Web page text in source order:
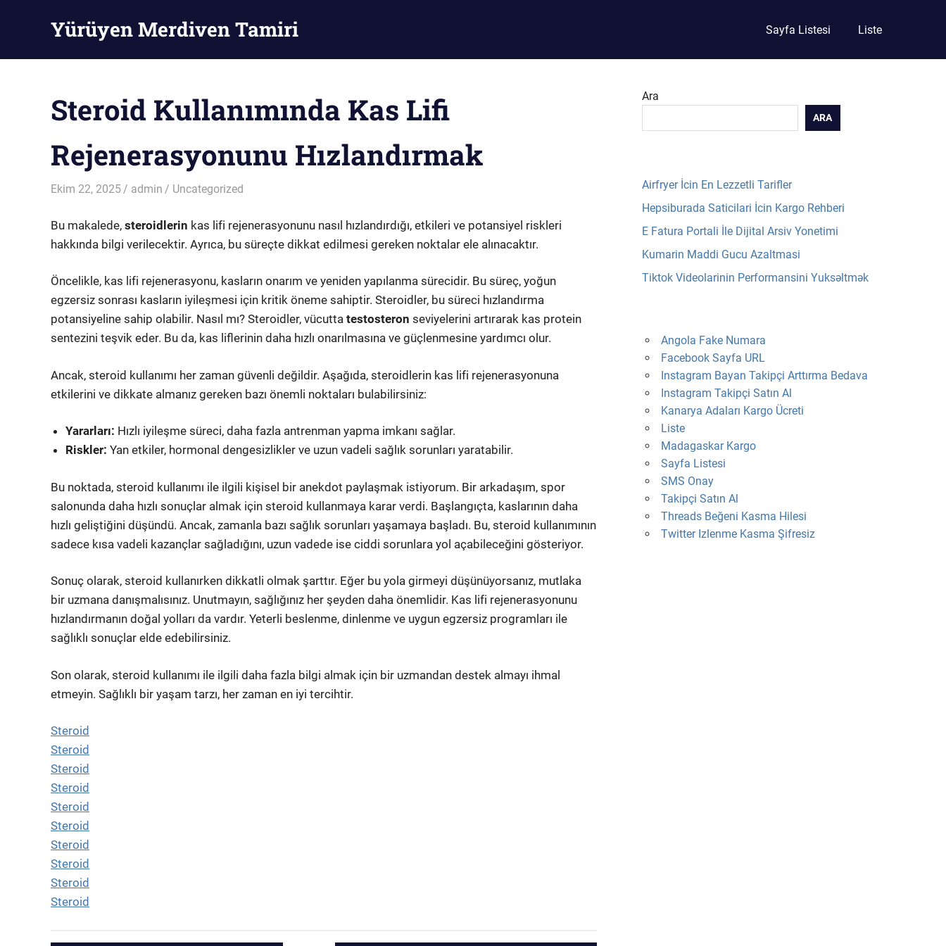
Yürüyen Merdiven Tamiri Sayfa Listesi Liste
Steroid Kullanımında Kas Lifi
Rejenerasyonunu Hızlandırmak
Ekim 22, 2025 admin Uncategorized
Bu makalede, steroidlerin kas lifi rejenerasyonunu nasıl hızlandırdığı, etkileri ve potansiyel riskleri
hakkında bilgi verilecektir. Ayrıca, bu süreçte dikkat edilmesi gereken noktalar ele alınacaktır.
Öncelikle, kas lifi rejenerasyonu, kasların onarım ve yeniden yapılanma sürecidir. Bu süreç, yoğun
egzersiz sonrası kasların iyileşmesi için kritik öneme sahiptir. Steroidler, bu süreci hızlandırma
potansiyeline sahip olabilir. Nasıl mı? Steroidler, vücutta testosteron seviyelerini artırarak kas protein
sentezini teşvik eder. Bu da, kas liflerinin daha hızlı onarılmasına ve güçlenmesine yardımcı olur.
Ancak, steroid kullanımı her zaman güvenli değildir. Aşağıda, steroidlerin kas lifi rejenerasyonuna
etkilerini ve dikkate almanız gereken bazı önemli noktaları bulabilirsiniz:
Yararları: Hızlı iyileşme süreci, daha fazla antrenman yapma imkanı sağlar.
Riskler: Yan etkiler, hormonal dengesizlikler ve uzun vadeli sağlık sorunları yaratabilir.
Bu noktada, steroid kullanımı ile ilgili kişisel bir anekdot paylaşmak istiyorum. Bir arkadaşım, spor
salonunda daha hızlı sonuçlar almak için steroid kullanmaya karar verdi. Başlangıçta, kaslarının daha
hızlı geliştiğini düşündü. Ancak, zamanla bazı sağlık sorunları yaşamaya başladı. Bu, steroid kullanımının
sadece kısa vadeli kazançlar sağladığını, uzun vadede ise ciddi sorunlara yol açabileceğini gösteriyor.
Sonuç olarak, steroid kullanırken dikkatli olmak şarttır. Eğer bu yola girmeyi düşünüyorsanız, mutlaka
bir uzmana danışmalısınız. Unutmayın, sağlığınız her şeyden daha önemlidir. Kas lifi rejenerasyonunu
hızlandırmanın doğal yolları da vardır. Yeterli beslenme, dinlenme ve uygun egzersiz programları ile
sağlıklı sonuçlar elde edebilirsiniz.
Son olarak, steroid kullanımı ile ilgili daha fazla bilgi almak için bir uzmandan destek almayı ihmal
etmeyin. Sağlıklı bir yaşam tarzı, her zaman en iyi tercihtir.
Steroid
Steroid
Steroid
Steroid
Steroid
Steroid
Steroid
Steroid
Steroid
Steroid
Ara
ARA
Airfryer İcin En Lezzetli Tarifler
Hepsiburada Saticilari İcin Kargo Rehberi
E Fatura Portali İle Dijital Arsiv Yonetimi
Kumarin Maddi Gucu Azaltmasi
Tiktok Videolarinin Performansini Yuksəltmək
Angola Fake Numara
Facebook Sayfa URL
Instagram Bayan Takipçi Arttırma Bedava
Instagram Takipçi Satın Al
Kanarya Adaları Kargo Ücreti
Liste
Madagaskar Kargo
Sayfa Listesi
SMS Onay
Takipçi Satın Al
Threads Beğeni Kasma Hilesi
Twitter Izlenme Kasma Şifresiz